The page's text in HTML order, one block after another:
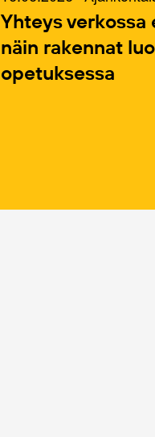
Yhteys verkossa
näin rakennat
opetuksessa